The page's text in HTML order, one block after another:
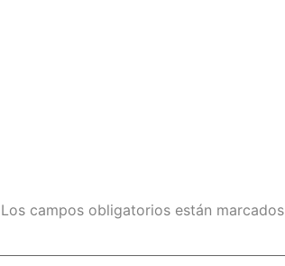
Los campos obligatorios están